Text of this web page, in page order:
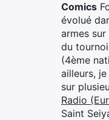
Comics
évolué
armes
du
(4ème
ailleurs,
sur
Radio
Saint